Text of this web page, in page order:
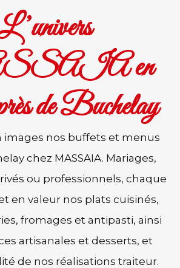
en
de Buchelay
images nos buffets et menus
chez MASSAIA. Mariages,
ou professionnels, chaque
en valeur nos plats cuisinés,
fromages et antipasti, ainsi
artisanales et desserts, et
de nos réalisations traiteur.